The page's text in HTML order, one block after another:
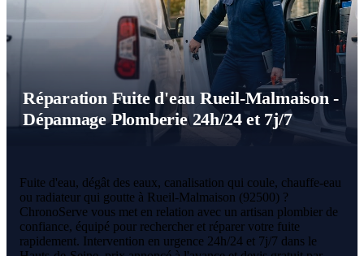
Réparation Fuite d'eau Rueil-Malmaison -
Dépannage Plomberie 24h/24 et 7j/7
Fuite d'eau, dégât des eaux, canalisation qui coule, chauffe-eau
ou radiateur qui goutte à Rueil-Malmaison (92500) ?
ChronoServe vous met en relation avec un artisan plombier de
confiance, équipé pour rechercher et réparer votre fuite
rapidement. Intervention en urgence 24h/24 et 7j/7 dans le